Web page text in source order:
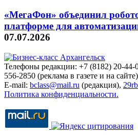
«МегаФон» объединил
платформе для
07.07.2026
Телефоны редакции: +7 (8182) 20-44-
556-2850 (реклама в газете и на сайте)
E-mail: bclass@mail.ru (редакция),
Политика конфиденциальности.